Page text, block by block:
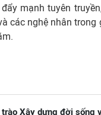
mạnh tuyên
các nghệ nhân
trào Xây dựng đời sống